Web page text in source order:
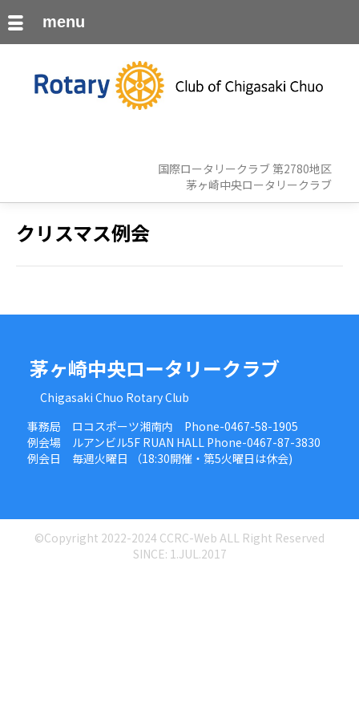
国際ロータリークラブ 第2780地区
茅ヶ崎中央ロータリークラブ
クリスマス例会
茅ヶ崎中央ロータリークラブ
Chigasaki Chuo Rotary Club
事務局 ロコスポーツ湘南内 Phone-0467-58-1905
例会場 ルアンビル5F RUAN HALL Phone-0467-87-3830
例会日 毎週火曜日 （18:30開催・第5火曜日は休会)
©Copyright 2022-2024 CCRC-Web ALL Right Reserved
SINCE: 1.JUL.2017
menu